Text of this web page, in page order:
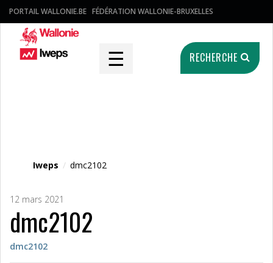
PORTAIL WALLONIE.BE FÉDÉRATION WALLONIE-BRUXELLES
☰ RECHERCHE
Iweps / dmc2102
12 mars 2021
dmc2102
dmc2102